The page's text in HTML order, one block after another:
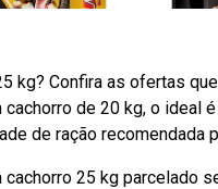
kg? Confira as ofertas
de 20 kg, o ideal
de ração recomendada
25 kg parcelado